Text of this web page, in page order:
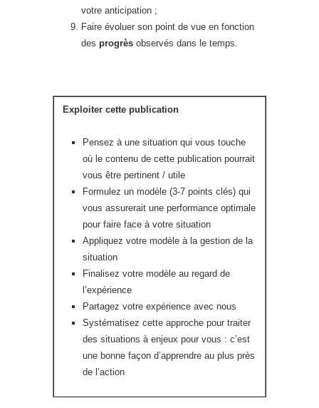
votre anticipation ;
Faire évoluer son point de vue en fonction
des progrès observés dans le temps.
Exploiter cette publication
Pensez à une situation qui vous touche
où le contenu de cette publication pourrait
vous être pertinent / utile
Formulez un modèle (3-7 points clés) qui
vous assurerait une performance optimale
pour faire face à votre situation
Appliquez votre modèle à la gestion de la
situation
Finalisez votre modèle au regard de
l’expérience
Partagez votre expérience avec nous
Systématisez cette approche pour traiter
des situations à enjeux pour vous : c’est
une bonne façon d’apprendre au plus près
de l’action